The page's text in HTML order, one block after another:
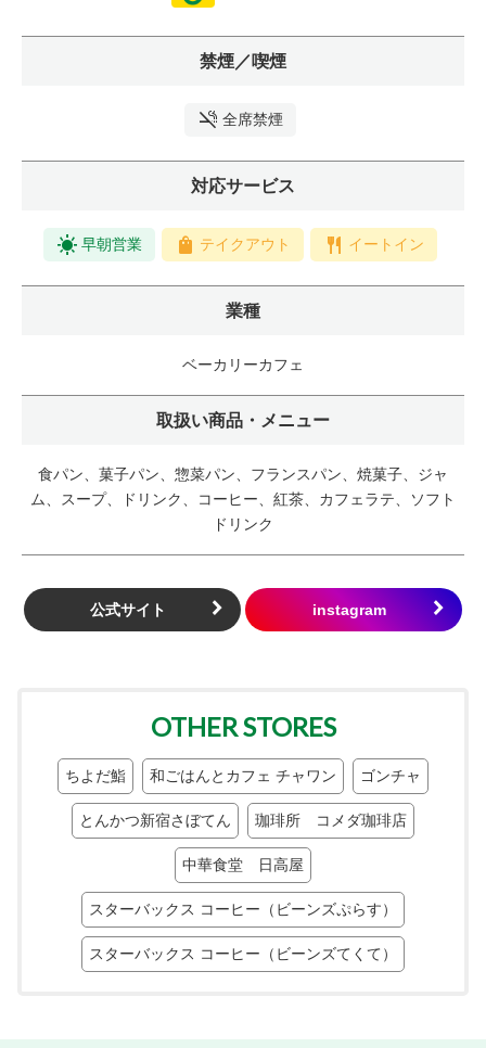
禁煙／喫煙
全席禁煙
対応サービス
早朝営業 テイクアウト イートイン
業種
ベーカリーカフェ
取扱い商品・メニュー
食パン、菓子パン、惣菜パン、フランスパン、焼菓子、ジャ
ム、スープ、ドリンク、コーヒー、紅茶、カフェラテ、ソフト
ドリンク
公式サイト
OTHER STORES
ちよだ鮨 和ごはんとカフェ チャワン ゴンチャ
とんかつ新宿さぼてん 珈琲所 コメダ珈琲店
中華食堂 日高屋
スターバックス コーヒー（ビーンズぷらす）
スターバックス コーヒー（ビーンズてくて）